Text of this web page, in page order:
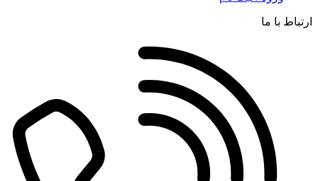
ارتباط با ما